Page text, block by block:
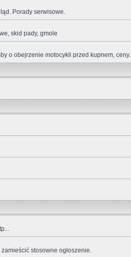
Porady serwisowe.
skid pady, gmole
o obejrzenie motocykli przed kupnem, ceny.
stosowne ogłoszenie.